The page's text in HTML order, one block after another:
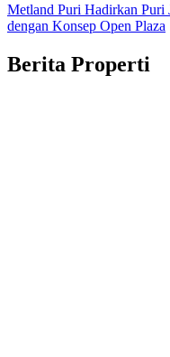
Metland Puri Hadirkan Puri
dengan Konsep Open Plaza
Berita Properti